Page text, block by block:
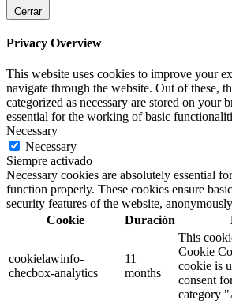
Cerrar
Privacy Overview
This website uses cookies to improve your
navigate through the website. Out of these,
categorized as necessary are stored on your
essential for the working of basic
Necessary
Necessary
Siempre activado
Necessary cookies are absolutely essential
function properly. These cookies ensure
security features of the website,
Cookie
Duración
cookielawinfo-
checbox-analytics
11
months
This
Cookie
cookie is
consent
category